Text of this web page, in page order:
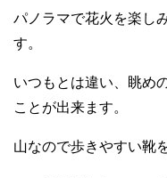
パノラマで花火を楽し
す。
いつもとは違い、眺め
ことが出来ます。
山なので歩きやすい靴